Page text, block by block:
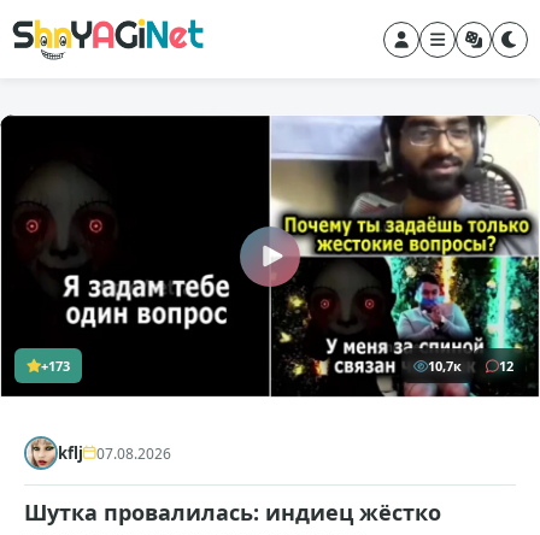
+173 10,7к 12
kflj 07.08.2026
Шутка провалилась: индиец жёстко